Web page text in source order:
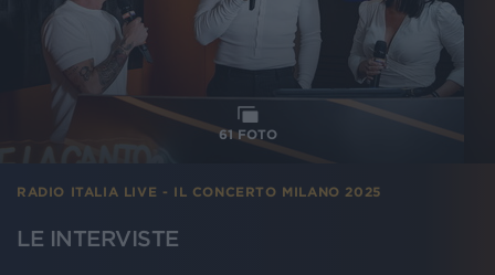
RADIO ITALIA LIVE - IL CONCERTO MILANO 2025
LE INTERVISTE
61FOTO